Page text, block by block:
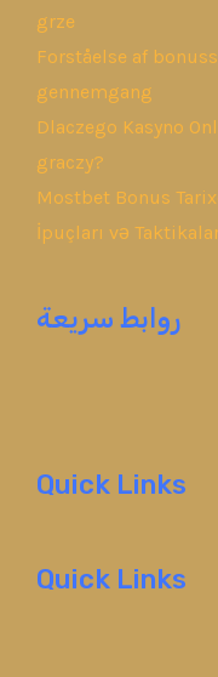
grze
Forståelse af
gennemgang
Dlaczego Kasyno
graczy?
Mostbet Bonus
İpuçları və
روابط سريعة
Quick Links
Quick Links